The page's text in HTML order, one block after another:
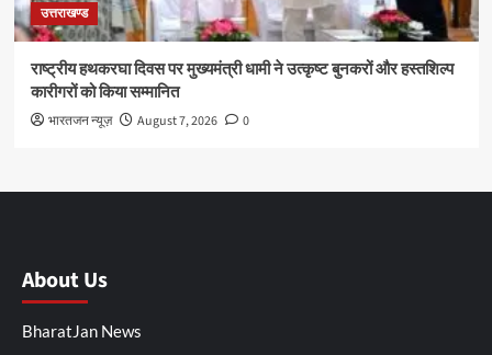
उत्तराखण्ड
राष्ट्रीय हथकरघा दिवस पर मुख्यमंत्री धामी ने उत्कृष्ट बुनकरों और हस्तशिल्प
कारीगरों को किया सम्मानित
भारतजन न्यूज़ August 7, 2026 0
About Us
BharatJan News